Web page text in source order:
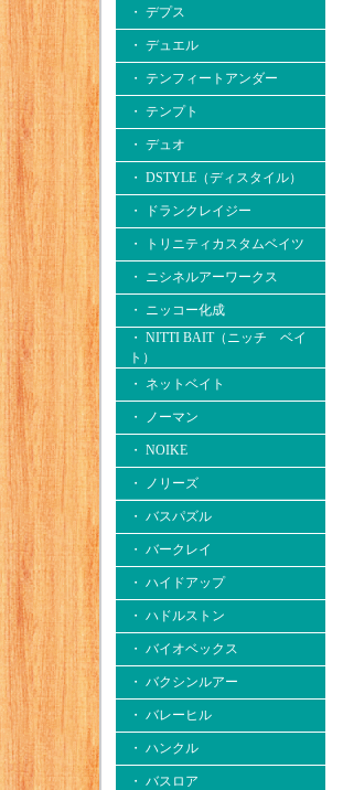
・ デプス
・ デュエル
・ テンフィートアンダー
・ テンプト
・ デュオ
・ DSTYLE（ディスタイル）
・ ドランクレイジー
・ トリニティカスタムベイツ
・ ニシネルアーワークス
・ ニッコー化成
・ NITTI BAIT（ニッチ ベイ
ト）
・ ネットベイト
・ ノーマン
・ NOIKE
・ ノリーズ
・ バスパズル
・ バークレイ
・ ハイドアップ
・ ハドルストン
・ バイオベックス
・ バクシンルアー
・ バレーヒル
・ ハンクル
・ バスロア